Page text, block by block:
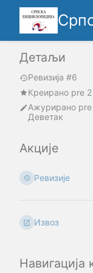
Детаљи
Ревизија #6
Креирано pre
Ажурирано
Деветак
Акције
Ревизије
Извоз
Навигација